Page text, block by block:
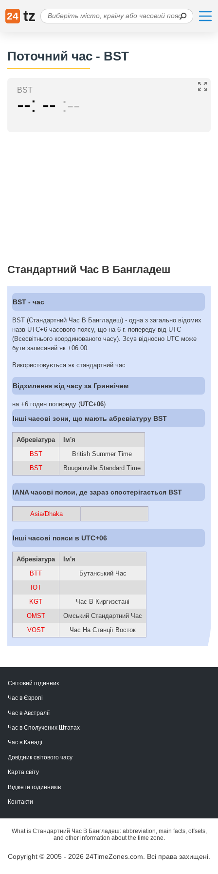
24 tz
Поточний час - BST
BST
-- -- --
Стандартний Час В Бангладеш
BST - час
BST (Стандартний Час В Бангладеш) - одна з загально відомих
назв UTC+6 часового поясу, що на 6 г. попереду від UTC
(Всесвітнього координованого часу). Зсув відносно UTC може
бути записаний як +06:00.
Використовується як стандартний час.
Відхилення від часу за Гринвічем
на +6 годин попереду (UTC+06)
Інші часові зони, що мають абревіатуру BST
Абревіатура
Ім'я
BST
British Summer Time
BST
Bougainville Standard Time
IANA часові пояси, де зараз спостерігається BST
Asia/Dhaka
Інші часові пояси в UTC+06
Абревіатура
Ім'я
BTT
Бутанський Час
IOT
KGT
Час В Киргизстані
OMST
Омський Стандартний Час
VOST
Час На Станції Восток
Світовий годинник
Час в Європі
Час в Австралії
Час в Сполучених Штатах
Час в Канаді
Довідник світового часу
Карта світу
Віджети годинників
Контакти
What is Стандартний Час В Бангладеш: abbreviation, main facts, offsets,
and other information about the time zone.
Copyright © 2005 - 2026 24TimeZones.com. Всі права захищені.